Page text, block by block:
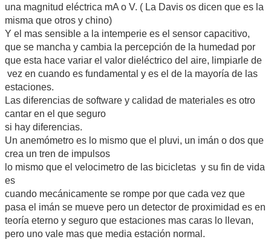
humidity, vaBuck);
end else begin
hCorr := 0;
end;
geopElevationM :=
GeopotentialAltitude(elevationM);
Result := Exp(geopElevationM *
6.1454E-2 / (CToF(meanTempC) + 459.7 +
(geopElevationM * manBarLapseRate / 2) + hCorr));
end;
else Result := 1; // unknown algorithm
end;
end;
una magnitud eléctrica mA o V. ( La Davis os dicen que es la
misma que otros y chino)
Y el mas sensible a la intemperie es el sensor capacitivo,
que se mancha y cambia la percepción de la humedad por
que esta hace variar el valor dieléctrico del aire, limpiarle de
vez en cuando es fundamental y es el de la mayoría de las
estaciones.
Las diferencias de software y calidad de materiales es otro
cantar en el que seguro
si hay diferencias.
Un anemómetro es lo mismo que el pluvi, un imán o dos que
crea un tren de impulsos
lo mismo que el velocimetro de las bicicletas y su fin de vida
es
cuando mecánicamente se rompe por que cada vez que
pasa el imán se mueve pero un detector de proximidad es en
teoría eterno y seguro que estaciones mas caras lo llevan,
pero uno vale mas que media estación normal.